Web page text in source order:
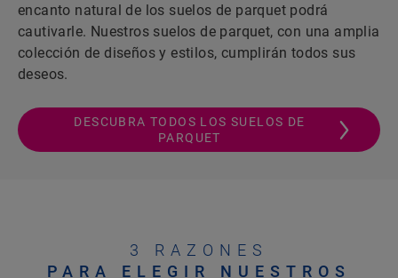
encanto natural de los suelos de parquet podrá
cautivarle. Nuestros suelos de parquet, con una amplia
colección de diseños y estilos, cumplirán todos sus
deseos.
DESCUBRA TODOS LOS SUELOS DE
PARQUET
3 RAZONES
PARA ELEGIR NUESTROS